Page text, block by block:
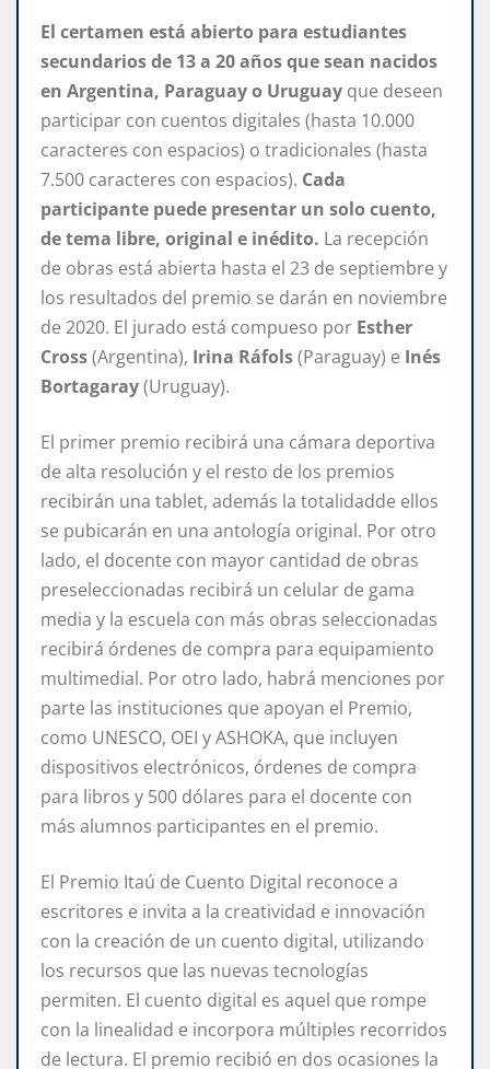
El certamen está abierto para estudiantes
secundarios de 13 a 20 años que sean nacidos
en Argentina, Paraguay o Uruguay que deseen
participar con cuentos digitales (hasta 10.000
caracteres con espacios) o tradicionales (hasta
7.500 caracteres con espacios). Cada
participante puede presentar un solo cuento,
de tema libre, original e inédito. La recepción
de obras está abierta hasta el 23 de septiembre y
los resultados del premio se darán en noviembre
de 2020. El jurado está compueso por Esther
Cross(Argentina), Irina Ráfols(Paraguay) e Inés
Bortagaray(Uruguay).
El primer premio recibirá una cámara deportiva
de alta resolución y el resto de los premios
recibirán una tablet, además la totalidadde ellos
se pubicarán en una antología original. Por otro
lado, el docente con mayor cantidad de obras
preseleccionadas recibirá un celular de gama
media y la escuela con más obras seleccionadas
recibirá órdenes de compra para equipamiento
multimedial. Por otro lado, habrá menciones por
parte las instituciones que apoyan el Premio,
como UNESCO, OEI y ASHOKA, que incluyen
dispositivos electrónicos, órdenes de compra
para libros y 500 dólares para el docente con
más alumnos participantes en el premio.
El Premio Itaú de Cuento Digital reconoce a
escritores e invita a la creatividad e innovación
con la creación de un cuento digital, utilizando
los recursos que las nuevas tecnologías
permiten. El cuento digital es aquel que rompe
con la linealidad e incorpora múltiples recorridos
de lectura. El premio recibió en dos ocasiones la